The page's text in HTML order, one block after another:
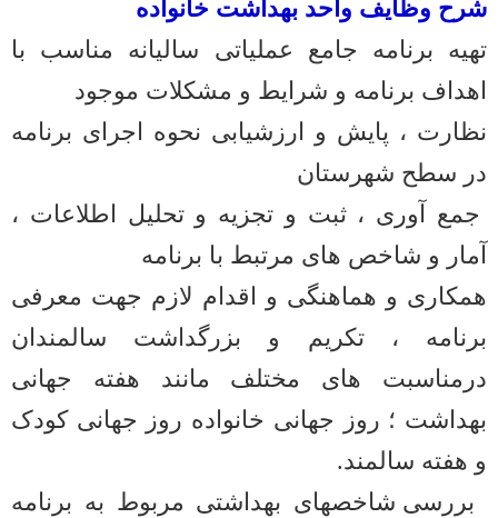
اتاق عمل
بخش جراحی عمومی
بخش داخلی بیمارستان
بخش اطفال
بخش دیالیز
اورژانس
کمیته اخلاق
شرح وظایف واحد بهداشت خانواده
تهیه برنامه جامع عملیاتی سالیانه مناسب با
اهداف برنامه و شرایط و مشکلات موجود
نظارت ، پایش و ارزشیابی نحوه اجرای برنامه
در سطح شهرستان
جمع آوری ، ثبت و تجزیه و تحلیل اطلاعات ،
آمار و شاخص های مرتبط با برنامه
همکاری و هماهنگی و اقدام لازم جهت معرفی
برنامه ، تکریم و بزرگداشت سالمندان
درمناسبت های مختلف مانند هفته جهانی
بهداشت ؛ روز جهانی خانواده روز جهانی کودک
و هفته سالمند.
بررسی شاخصهای بهداشتی مربوط به برنامه